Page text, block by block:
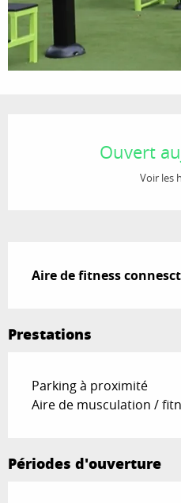
Ouvert
Voir les
Aire de fitness
Prestations
Parking à proximité
Aire de musculation /
Périodes d'ouverture